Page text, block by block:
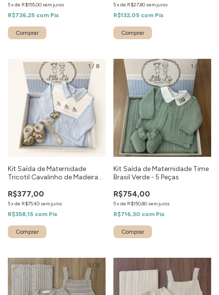
5xde R$155,00 sem juros
R$736,25 com Pix
Comprar
5xde R$27,80 sem juros
R$132,05 com Pix
1 / 8
Kit Saída de Maternidade
Tricotil Cavalinho de Madeira
R$377,00
5xde R$75,40 sem juros
R$358,15 com Pix
Comprar
1 / 10
Kit Saída de Maternidade Time
Brasil Verde - 5 Peças
R$754,00
5xde R$150,80 sem juros
R$716,30 com Pix
Comprar
1 / 6 1 / 2